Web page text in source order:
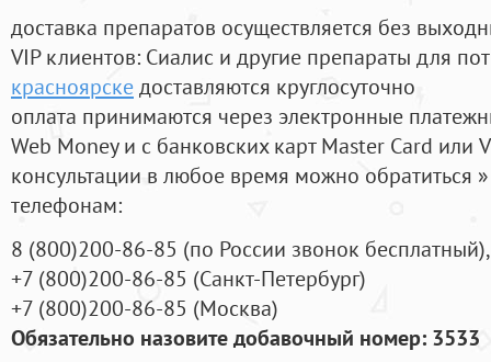
доставка препаратов осуществляется без
VIP клиентов: Сиалис и другие препараты для
красноярскедоставляются круглосуточно
оплата принимаются через электронные
Web Money и с банковских карт Master Card или
консультации в любое время можно обратиться
телефонам:
8 (800)200-86-85 (по России звонок бесплатный),
+7 (800)200-86-85 (Санкт-Петербург)
+7 (800)200-86-85 (Москва)
Обязательно назовите добавочный номер: 3533